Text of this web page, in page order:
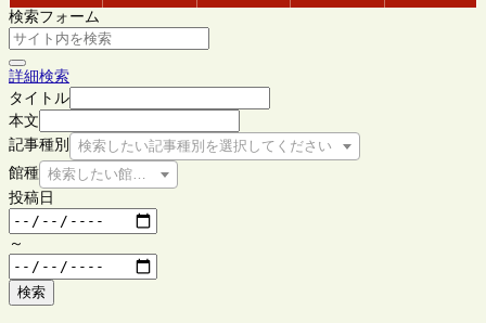
検索フォーム
詳細検索
タイトル
本文
記事種別
検索したい記事種別を選択してください
館種 検索したい館種を選択してください
投稿日
～
検索